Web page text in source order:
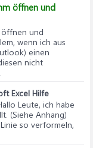
öffnen und
öffnen und
wenn ich aus
einen
nicht
Excel Hilfe
Leute, ich habe
(Siehe Anhang)
so verformeln,